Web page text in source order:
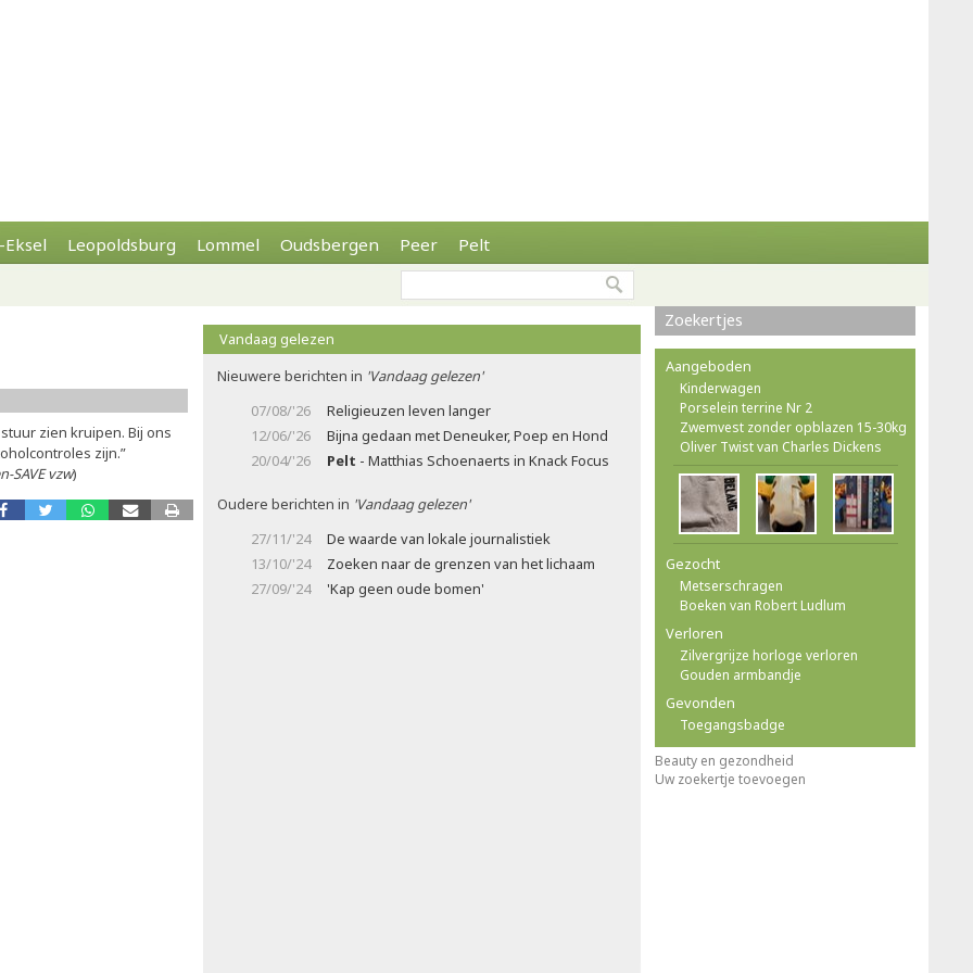
Leopoldsburg Lommel Oudsbergen Peer Pelt
zien kruipen. Bij ons
zijn.”
SAVE vzw)
Vandaag gelezen
Nieuwere berichten in 'Vandaag gelezen'
07/08/'26
Religieuzen leven langer
12/06/'26
Bijna gedaan met Deneuker, Poep en Hond
20/04/'26
Pelt - Matthias Schoenaerts in Knack Focus
Oudere berichten in 'Vandaag gelezen'
27/11/'24
De waarde van lokale journalistiek
13/10/'24
Zoeken naar de grenzen van het lichaam
27/09/'24
'Kap geen oude bomen'
Zoekertjes
Aangeboden
Kinderwagen
Porselein terrine Nr 2
Zwemvest zonder opblazen 15-30kg
Oliver Twist van Charles Dickens
Gezocht
Metserschragen
Boeken van Robert Ludlum
Verloren
Zilvergrijze horloge verloren
Gouden armbandje
Gevonden
Toegangsbadge
Beauty en gezondheid
Uw zoekertje toevoegen